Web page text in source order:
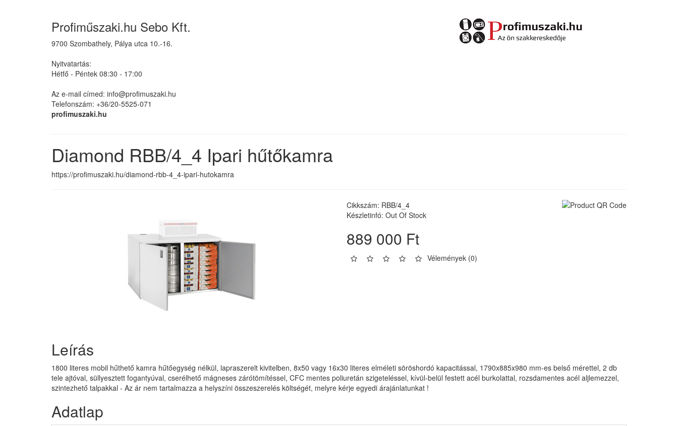
Profiműszaki.hu Sebo Kft.
9700 Szombathely, Pálya utca 10.-16.
Nyitvatartás:
Hétfő - Péntek 08:30 - 17:00
Az e-mail címed: info@profimuszaki.hu
Telefonszám: +36/20-5525-071
profimuszaki.hu
Diamond RBB/4_4 Ipari hűtőkamra
https://profimuszaki.hu/diamond-rbb-4_4-ipari-hutokamra
Cikkszám: RBB/4_4
Készletinfó: Out Of Stock
889 000 Ft
Vélemények (0)
Leírás
1800 literes mobil hűthető kamra hűtőegység nélkül, lapraszerelt kivitelben, 8x50 vagy 16x30 literes elméleti söröshordó kapacitással, 1790x885x980 mm-es belső mérettel, 2 db
tele ajtóval, süllyesztett fogantyúval, cserélhető mágneses zárótömítéssel, CFC mentes poliuretán szigeteléssel, kívül-belül festett acél burkolattal, rozsdamentes acél aljlemezzel,
szintezhető talpakkal - Az ár nem tartalmazza a helyszíni összeszerelés költségét, melyre kérje egyedi árajánlatunkat !
Adatlap